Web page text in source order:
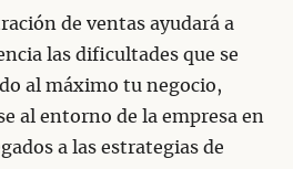
de ventas ayudará a
las dificultades que se
al máximo tu negocio,
al entorno de la empresa en
a las estrategias de